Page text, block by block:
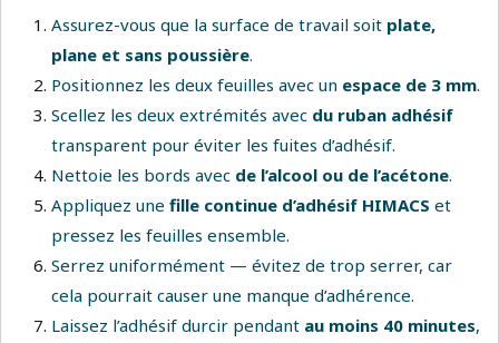
Assurez-vous que la surface de travail soit plate,
plane et sans poussière.
Positionnez les deux feuilles avec un espace de 3 mm.
Scellez les deux extrémités avec du ruban adhésif
transparent pour éviter les fuites d’adhésif.
Nettoie les bords avec de l’alcool ou de l’acétone.
Appliquez une fille continue d’adhésif HIMACS et
pressez les feuilles ensemble.
Serrez uniformément — évitez de trop serrer, car
cela pourrait causer une manque d’adhérence.
Laissez l’adhésif durcir pendant au moins 40 minutes,